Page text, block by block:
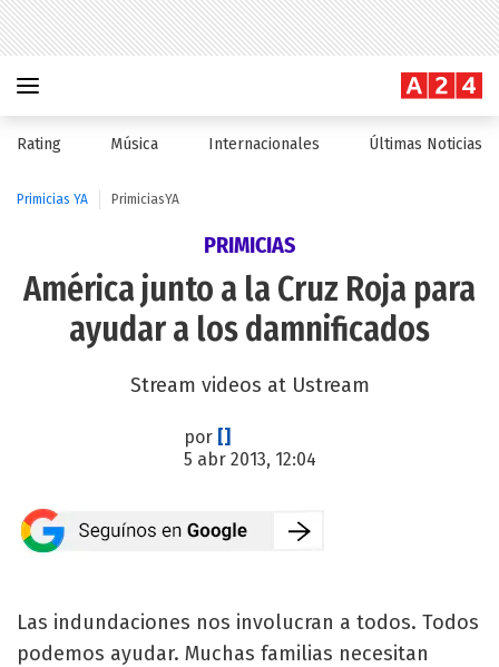
Rating Música Internacionales Últimas Noticias
Primicias YA PrimiciasYA
PRIMICIAS
América junto a la Cruz Roja para
ayudar a los damnificados
Stream videos at Ustream
por []
5 abr 2013, 12:04
Las indundaciones nos involucran a todos. Todos
podemos ayudar. Muchas familias necesitan